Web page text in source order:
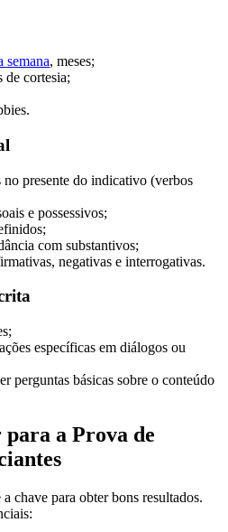
semana, meses;
de cortesia;
presente do indicativo (verbos
e possessivos;
com substantivos;
negativas e interrogativas.
específicas em diálogos ou
perguntas básicas sobre o conteúdo
a Prova de
chave para obter bons resultados.